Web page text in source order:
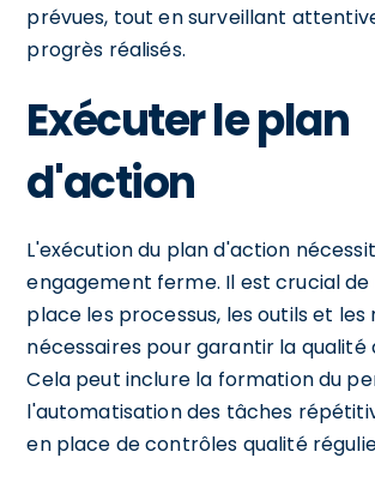
prévues, tout en surveillant
progrès réalisés.
Exécuter le plan
d'action
L'exécution du plan d'action
engagement ferme. Il est crucial
place les processus, les outils et les
nécessaires pour garantir la qualité
Cela peut inclure la formation du
l'automatisation des tâches
en place de contrôles qualité